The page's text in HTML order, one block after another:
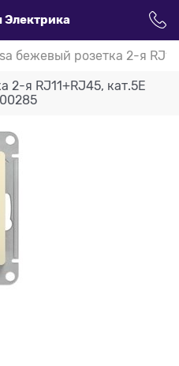
Электрика
бежевый розетка 2-я
2-я RJ11+RJ45, кат.5E